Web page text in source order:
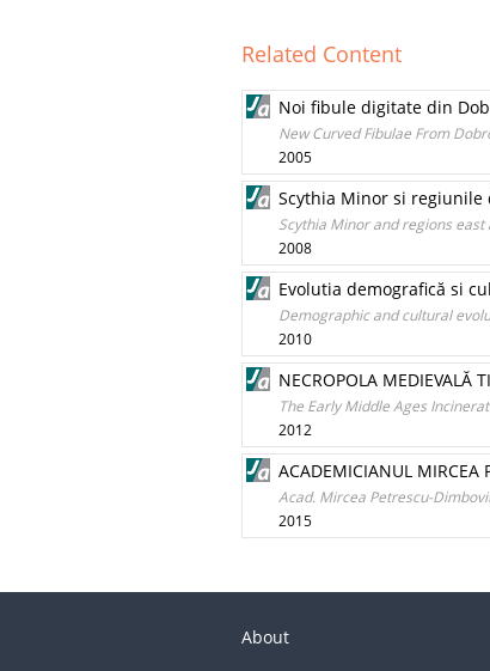
Related Content
Noi fibule digitate din
New Curved Fibulae From
2005
Scythia Minor si
Scythia Minor and regions
2008
Evolutia demografică si
Demographic and cultural
2010
NECROPOLA MEDIEVALĂ
The Early Middle Ages
2012
ACADEMICIANUL MIRCEA
Acad. Mircea Petrescu-
2015
About